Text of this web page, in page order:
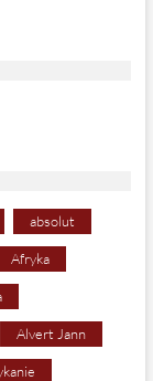
absolut
Afryka
Alvert Jann